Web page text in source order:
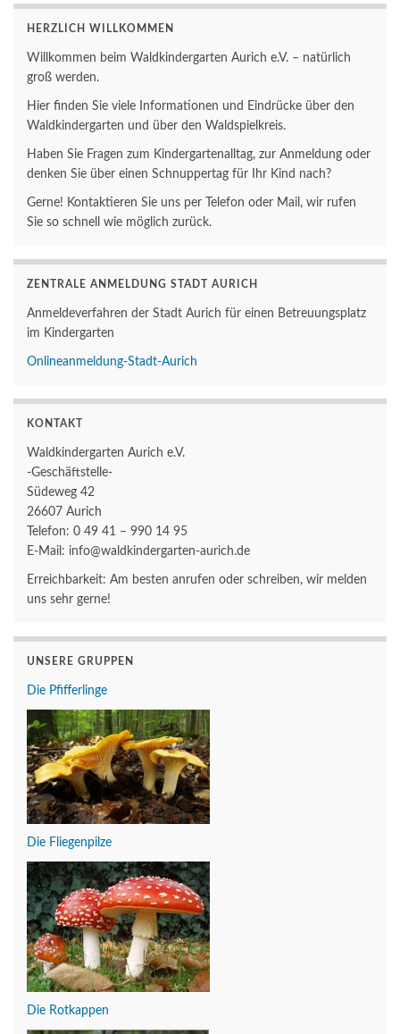
HERZLICH WILLKOMMEN
Willkommen beim Waldkindergarten Aurich e.V. – natürlich
groß werden.
Hier finden Sie viele Informationen und Eindrücke über den
Waldkindergarten und über den Waldspielkreis.
Haben Sie Fragen zum Kindergartenalltag, zur Anmeldung oder
denken Sie über einen Schnuppertag für Ihr Kind nach?
Gerne! Kontaktieren Sie uns per Telefon oder Mail, wir rufen
Sie so schnell wie möglich zurück.
ZENTRALE ANMELDUNG STADT AURICH
Anmeldeverfahren der Stadt Aurich für einen Betreuungsplatz
im Kindergarten
Onlineanmeldung-Stadt-Aurich
KONTAKT
Waldkindergarten Aurich e.V.
-Geschäftstelle-
Südeweg 42
26607 Aurich
Telefon: 0 49 41 – 990 14 95
E-Mail: info@waldkindergarten-aurich.de
Erreichbarkeit: Am besten anrufen oder schreiben, wir melden
uns sehr gerne!
UNSERE GRUPPEN
Die Pfifferlinge
Die Fliegenpilze
Die Rotkappen